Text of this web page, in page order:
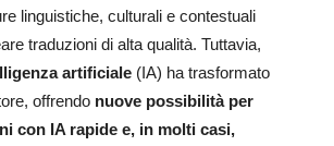
linguistiche, culturali e contestuali
traduzioni di alta qualità. Tuttavia,
artificiale (IA) ha trasformato
offrendo nuove possibilità per
con IA rapide e, in molti casi,